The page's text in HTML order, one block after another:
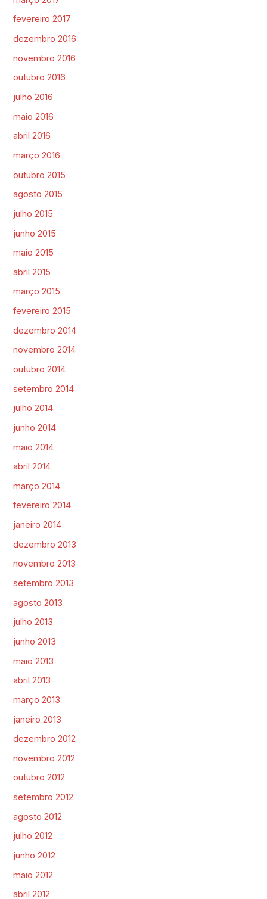
fevereiro 2017
dezembro 2016
novembro 2016
outubro 2016
julho 2016
maio 2016
abril 2016
março 2016
outubro 2015
agosto 2015
julho 2015
junho 2015
maio 2015
abril 2015
março 2015
fevereiro 2015
dezembro 2014
novembro 2014
outubro 2014
setembro 2014
julho 2014
junho 2014
maio 2014
abril 2014
março 2014
fevereiro 2014
janeiro 2014
dezembro 2013
novembro 2013
setembro 2013
agosto 2013
julho 2013
junho 2013
maio 2013
abril 2013
março 2013
janeiro 2013
dezembro 2012
novembro 2012
outubro 2012
setembro 2012
agosto 2012
julho 2012
junho 2012
maio 2012
abril 2012